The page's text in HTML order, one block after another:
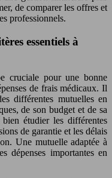
de comparer les offres et
professionnels.
essentiels à
cruciale pour une bonne
de frais médicaux. Il
différentes mutuelles en
de son budget et de sa
étudier les différentes
de garantie et les délais
Une mutuelle adaptée à
dépenses importantes en